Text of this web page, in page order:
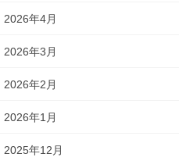
2026年4月
2026年3月
2026年2月
2026年1月
2025年12月